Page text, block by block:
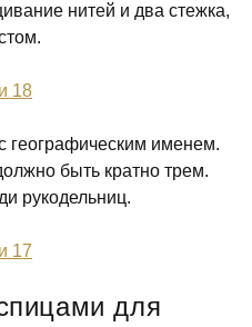
нитей и два стежка,
географическим именем.
быть кратно трем.
рукодельниц.
для